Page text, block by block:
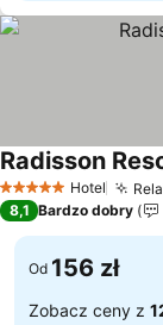
5 KategoriaHotel
Radisson
8,1 Bardzo dobry
Od 156 zł
Zobacz ceny z